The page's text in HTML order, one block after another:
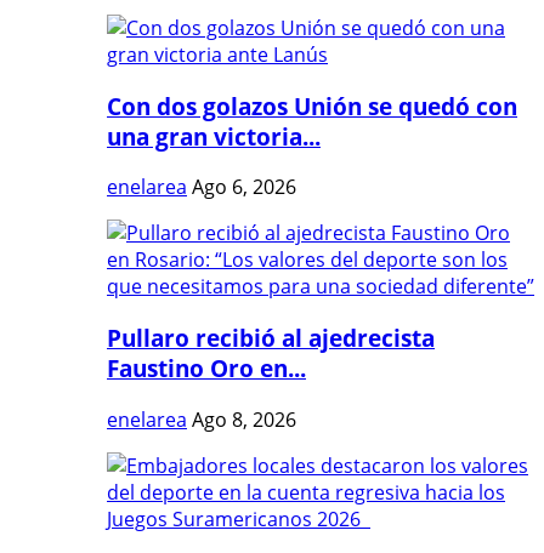
Con dos golazos Unión se quedó con
una gran victoria...
enelarea Ago 6, 2026
Pullaro recibió al ajedrecista
Faustino Oro en...
enelarea Ago 8, 2026